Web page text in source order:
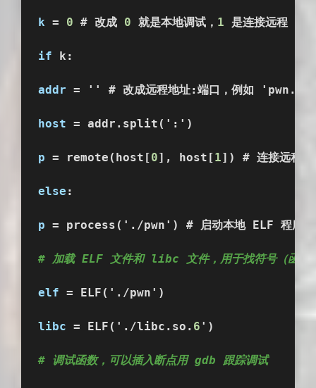
k = 0 # 改成 0 就是本地调试， 1 是连接远程
if k:
addr = '' # 改成远程地址:端口，例如
host = addr.split(':')
p = remote(host[0], host[1]) # 连接远程服
else :
p = process('./pwn') # 启动本地 ELF 程序
# 加载 ELF 文件和 libc 文件，用于找符号（函数
elf = ELF('./pwn')
libc = ELF('./libc.so. 6 ')
# 调试函数，可以插入断点用 gdb 跟踪调试